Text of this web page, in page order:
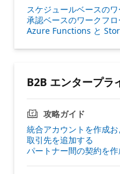
スケジュールベースの
承認ベースのワークフ
Azure Functions と
B2B エンタープラ
攻略ガイド
統合アカウントを作成
取引先を追加する
パートナー間の契約を